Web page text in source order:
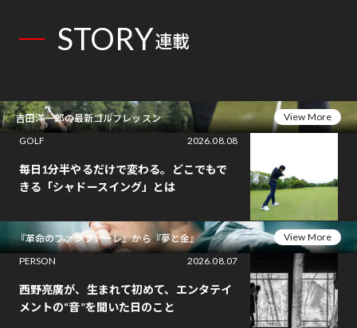
STORY連載
吉田洋一郎の最新ゴルフレッスン
View More
GOLF
2026.08.08
毎日1分半やるだけで変わる。どこでもで
きる「シャドースイング」とは
『革命のファンファーレ』から『夢と金』
View More
PERSON
2026.08.07
西野亮廣が、生まれて初めて、エンタテイ
メントの“音”を聞いた日のこと